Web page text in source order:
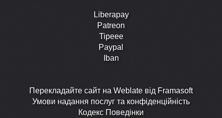
Liberapay
Patreon
Tipeee
Paypal
Iban
Перекладайте сайт на Weblate від Framasoft
Умови надання послуг та конфіденційність
Кодекс Поведінки